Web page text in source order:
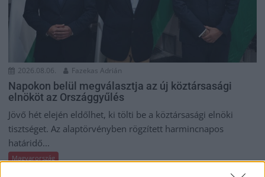
2026.08.06. Fazekas Adrián
Napokon belül megválasztja az új köztársasági
elnököt az Országgyűlés
Jövő hét elején eldőlhet, ki tölti be a köztársasági elnöki
tisztséget. Az alaptörvényben rögzített harmincnapos
határidő...
Magyarország